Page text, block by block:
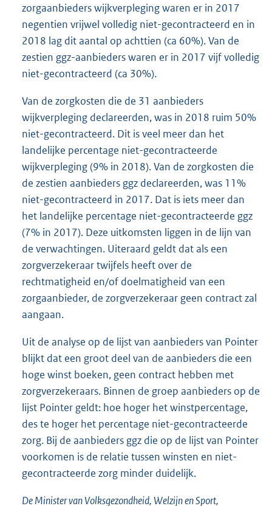
zorgaanbieders wijkverpleging waren er in 2017
negentien vrijwel volledig niet-gecontracteerd en in
2018 lag dit aantal op achttien (ca 60%). Van de
zestien ggz-aanbieders waren er in 2017 vijf volledig
niet-gecontracteerd (ca 30%).
Van de zorgkosten die de 31 aanbieders
wijkverpleging declareerden, was in 2018 ruim 50%
niet-gecontracteerd. Dit is veel meer dan het
landelijke percentage niet-gecontracteerde
wijkverpleging (9% in 2018). Van de zorgkosten die
de zestien aanbieders ggz declareerden, was 11%
niet-gecontracteerd in 2017. Dat is iets meer dan
het landelijke percentage niet-gecontracteerde ggz
(7% in 2017). Deze uitkomsten liggen in de lijn van
de verwachtingen. Uiteraard geldt dat als een
zorgverzekeraar twijfels heeft over de
rechtmatigheid en/of doelmatigheid van een
zorgaanbieder, de zorgverzekeraar geen contract zal
aangaan.
Uit de analyse op de lijst van aanbieders van Pointer
blijkt dat een groot deel van de aanbieders die een
hoge winst boeken, geen contract hebben met
zorgverzekeraars. Binnen de groep aanbieders op de
lijst Pointer geldt: hoe hoger het winstpercentage,
des te hoger het percentage niet-gecontracteerde
zorg. Bij de aanbieders ggz die op de lijst van Pointer
voorkomen is de relatie tussen winsten en niet-
gecontracteerde zorg minder duidelijk.
De Minister van Volksgezondheid, Welzijn en Sport,